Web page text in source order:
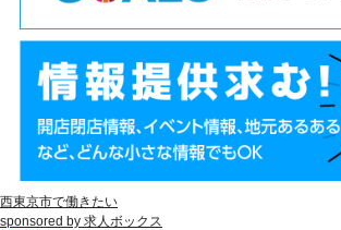
西東京市で働きたい
sponsored by 求人ボックス